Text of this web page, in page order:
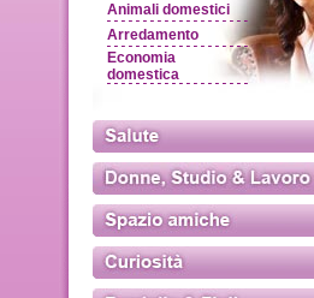
Animali domestici
Arredamento
Economia
domestica